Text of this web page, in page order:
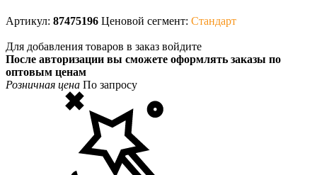
Артикул: 87475196 Ценовой сегмент: Стандарт
Для добавления товаров в заказ войдите
После авторизации вы сможете оформлять заказы по
оптовым ценам
Розничная цена По запросу